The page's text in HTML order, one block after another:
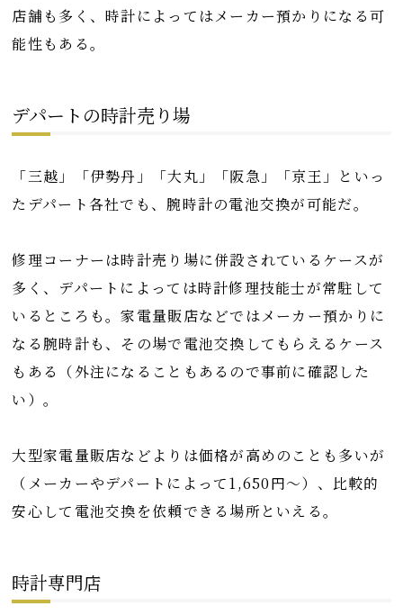
店舗も多く、時計によってはメーカー預かりになる可
能性もある。
デパートの時計売り場
「三越」「伊勢丹」「大丸」「阪急」「京王」といっ
たデパート各社でも、腕時計の電池交換が可能だ。
修理コーナーは時計売り場に併設されているケースが
多く、デパートによっては時計修理技能士が常駐して
いるところも。家電量販店などではメーカー預かりに
なる腕時計も、その場で電池交換してもらえるケース
もある（外注になることもあるので事前に確認した
い）。
大型家電量販店などよりは価格が高めのことも多いが
（メーカーやデパートによって1,650円〜）、比較的
安心して電池交換を依頼できる場所といえる。
時計専門店